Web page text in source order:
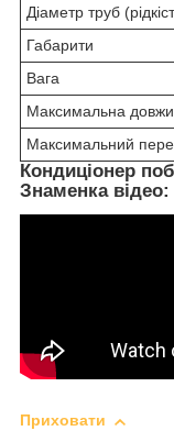
Діаметр труб
Габарити
Вага
Максимальна
Максимальний
Кондиціонер
Знаменка відео:
Приховати